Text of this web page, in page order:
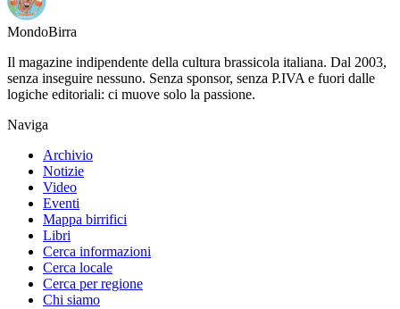
MondoBirra
Il magazine indipendente della cultura brassicola italiana. Dal 2003,
senza inseguire nessuno. Senza sponsor, senza P.IVA e fuori dalle
logiche editoriali: ci muove solo la passione.
Naviga
Archivio
Notizie
Video
Eventi
Mappa birrifici
Libri
Cerca informazioni
Cerca locale
Cerca per regione
Chi siamo